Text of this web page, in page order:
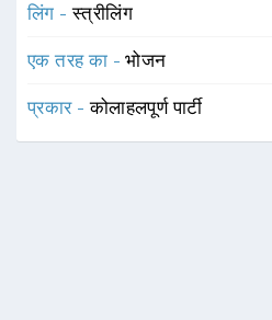
लिंग -स्त्रीलिंग
एक तरह का -भोजन
प्रकार -कोलाहलपूर्ण पार्टी